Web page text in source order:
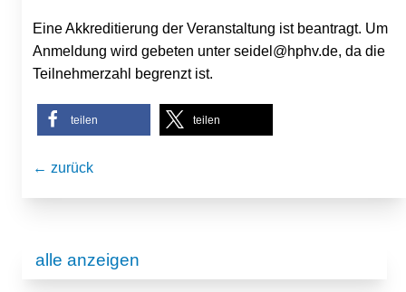
Eine Akkreditierung der Veranstaltung ist beantragt. Um
Anmeldung wird gebeten unter seidel@hphv.de, da die
Teilnehmerzahl begrenzt ist.
teilen teilen
← zurück
alle anzeigen